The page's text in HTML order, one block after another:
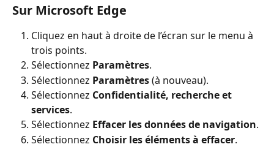
Sur Microsoft Edge
Cliquez en haut à droite de l’écran sur le menu à
trois points.
Sélectionnez Paramètres.
Sélectionnez Paramètres (à nouveau).
Sélectionnez Confidentialité, recherche et
services.
Sélectionnez Effacer les données de navigation.
Sélectionnez Choisir les éléments à effacer.